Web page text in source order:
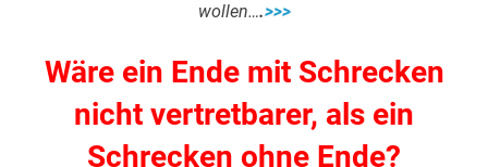
wollen….>>>
Wäre ein Ende mit Schrecken
nicht vertretbarer, als ein
Schrecken ohne Ende?